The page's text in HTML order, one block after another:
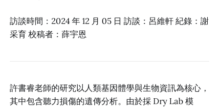
訪談時間：2024 年 12 月 05 日 訪談：呂維軒 紀錄：謝
采育 校稿者：薛宇恩
許書睿老師的研究以人類基因體學與生物資訊為核心，
其中包含聽力損傷的遺傳分析。由於採 Dry Lab 模